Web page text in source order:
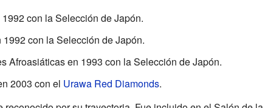
con la Selección de Japón.
con la Selección de Japón.
Afroasiáticas en 1993 con la Selección de Japón.
2003 con el Urawa Red Diamonds.